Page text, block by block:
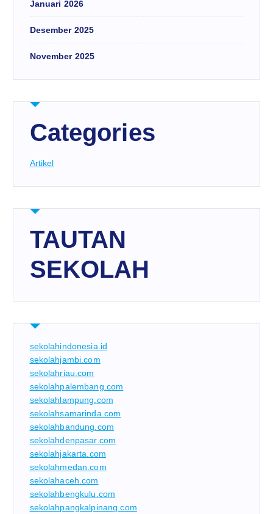
Januari 2026
Desember 2025
November 2025
Categories
Artikel
TAUTAN
SEKOLAH
sekolahindonesia.id
sekolahjambi.com
sekolahriau.com
sekolahpalembang.com
sekolahlampung.com
sekolahsamarinda.com
sekolahbandung.com
sekolahdenpasar.com
sekolahjakarta.com
sekolahmedan.com
sekolahaceh.com
sekolahbengkulu.com
sekolahpangkalpinang.com